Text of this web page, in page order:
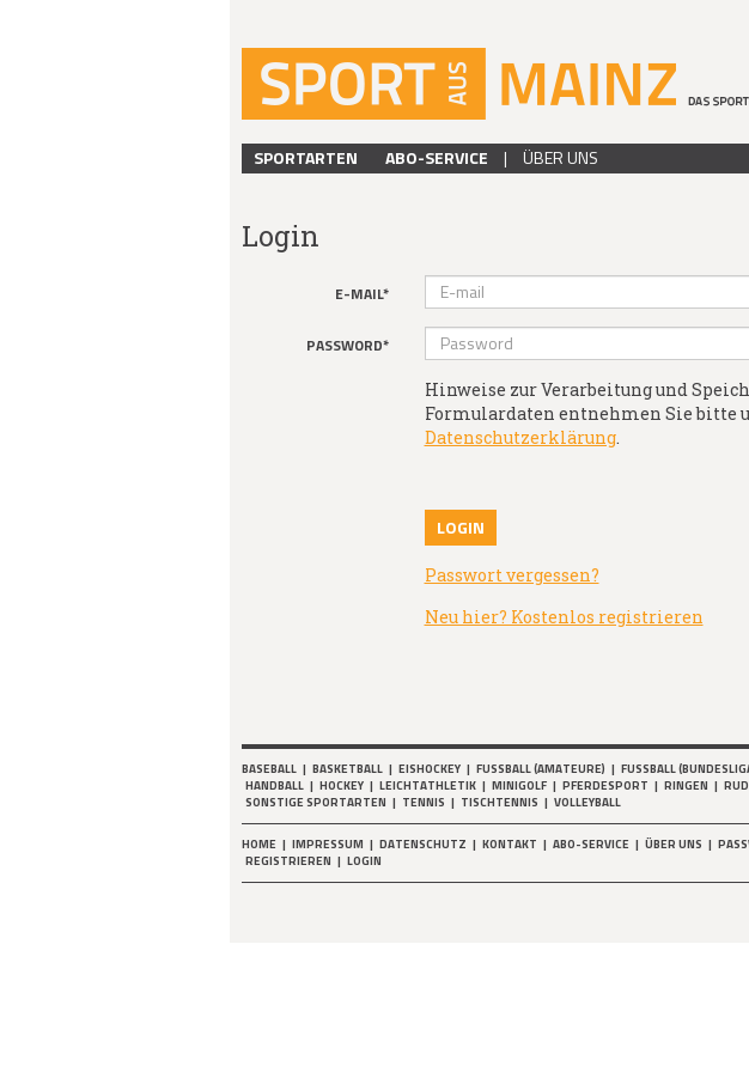
SPORTARTEN ABO-SERVICE | ÜBER UNS
Login
E-MAIL*
PASSWORD*
Hinweise zur Verarbeitung und
Formulardaten entnehmen Sie bitte
Datenschutzerklärung.
Passwort vergessen?
Neu hier? Kostenlos registrieren
BASEBALL | BASKETBALL | EISHOCKEY | FUSSBALL (AMATEURE) | FUSSBALL
HANDBALL | HOCKEY | LEICHTATHLETIK | MINIGOLF | PFERDESPORT | RINGEN |
SONSTIGE SPORTARTEN | TENNIS | TISCHTENNIS | VOLLEYBALL
HOME | IMPRESSUM | DATENSCHUTZ | KONTAKT | ABO-SERVICE | ÜBER UNS |
REGISTRIEREN | LOGIN